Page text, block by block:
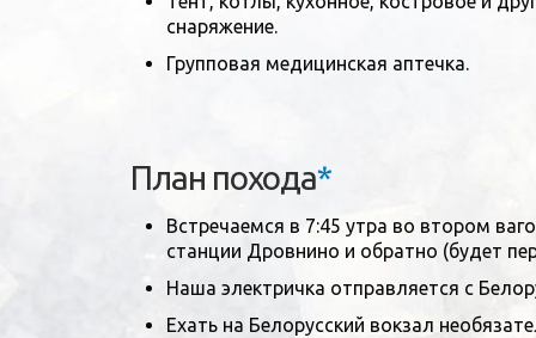
снаряжение.
Групповая медицинская аптечка.
План похода*
Встречаемся в 7:45 утра во втором
станции Дровнино и обратно (будет
Наша электричка отправляется с
Ехать на Белорусский вокзал